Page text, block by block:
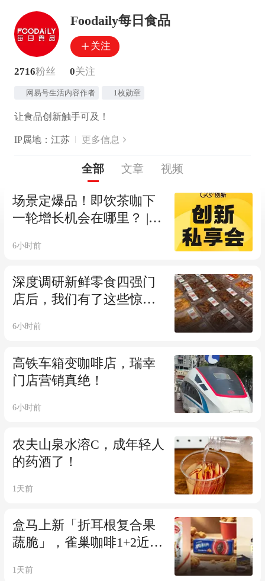
Foodaily每日食品
关注
2716粉丝 0关注
网易号生活内容作者 1枚勋章
让食品创新触手可及！
IP属地：江苏 更多信息
全部 文章 视频
场景定爆品！即饮茶咖下
一轮增长机会在哪里？ |
6小时前
深度调研新鲜零食四强门
店后，我们有了这些惊人
6小时前
高铁车箱变咖啡店，瑞幸
门店营销真绝！
6小时前
农夫山泉水溶C，成年轻人
的药酒了！
1天前
盒马上新「折耳根复合果
蔬脆」，雀巢咖啡1+2近十
1天前